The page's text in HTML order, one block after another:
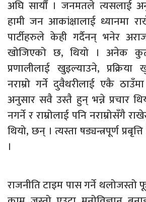
अघि सार्यौं । जनमतले त्यसलाई
हामी जन आकांक्षालाई ध्यानमा
पार्टीहरुले केही गर्दैनन् भनेर
खोजिएको छ, थियो । अनेक
प्रणालीलाई खुइल्याउने, प्रक्रिया
नराम्रो गर्ने दुवैथरीलाई एकै
अनुसार सवै उस्तै हुन् भन्ने प्रचार
नगर्ने र राम्रोलाई पनि नराम्रोसँगै
थियो, छन् । त्यस्ता षड्यन्त्रपूर्ण
।
राजनीति टाइम पास गर्ने थलोजस्तो